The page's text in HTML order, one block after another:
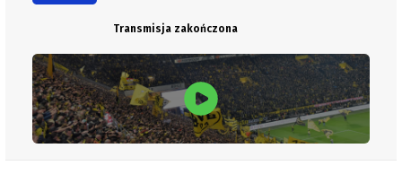
Transmisja zakończona